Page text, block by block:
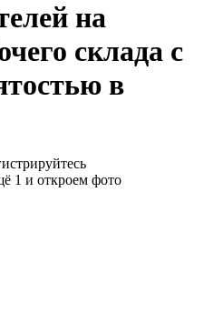
на
склада с
в
1 и откроем фото